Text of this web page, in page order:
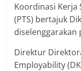
Koordinasi Kerja
(PTS) bertajuk
diselenggarakan
Direktur
Employability